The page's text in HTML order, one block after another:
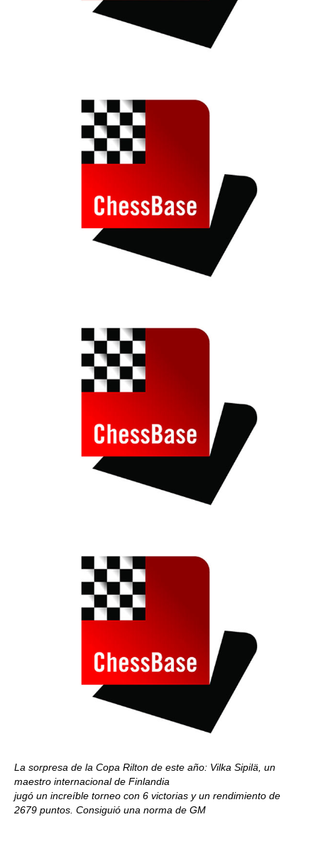
La sorpresa de la Copa Rilton de este año: Vilka Sipilä, un
maestro internacional de Finlandia
jugó un increíble torneo con 6 victorias y un rendimiento de
2679 puntos. Consiguió una norma de GM